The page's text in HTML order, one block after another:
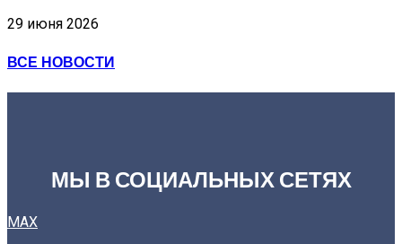
29 июня 2026
ВСЕ НОВОСТИ
МЫ В СОЦИАЛЬНЫХ СЕТЯХ
MAX